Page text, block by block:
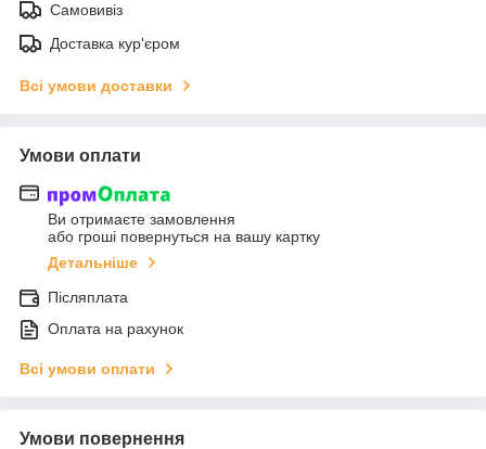
Самовивіз
Доставка кур'єром
Всі умови доставки
Умови оплати
Ви отримаєте замовлення
або гроші повернуться на вашу картку
Детальніше
Післяплата
Оплата на рахунок
Всі умови оплати
Умови повернення